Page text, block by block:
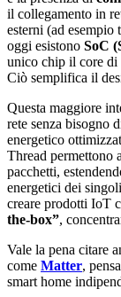
il collegamento in
esterni (ad
oggi esistono SoC
unico chip il core di
Ciò semplifica il
Questa maggiore
rete senza bisogno
energetico
Thread permettono
pacchetti,
energetici dei
creare prodotti IoT
the-box”,
Vale la pena citare
come Matter,
smart home